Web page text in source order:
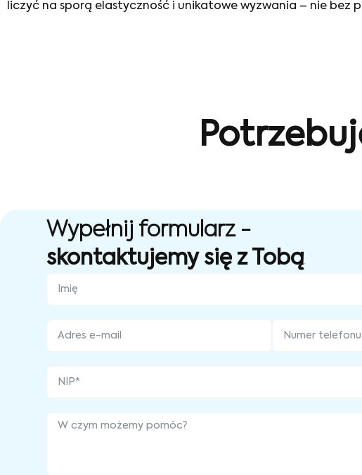
liczyć na sporą elastyczność i unikatowe wyzwania – nie
Wypełnij formularz -
skontaktujemy się z Tobą